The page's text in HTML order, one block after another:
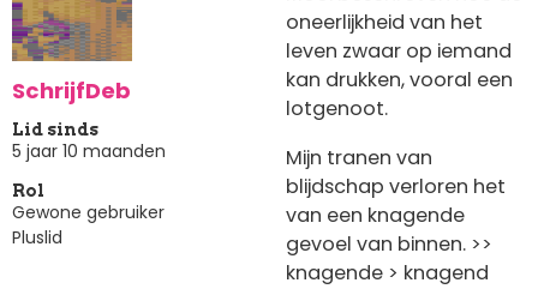
SchrijfDeb
Lid sinds
5 jaar 10 maanden
Rol
Gewone gebruiker
Pluslid
oneerlijkheid van het
leven zwaar op iemand
kan drukken, vooral een
lotgenoot.
Mijn tranen van
blijdschap verloren het
van een knagende
gevoel van binnen. >>
knagende > knagend